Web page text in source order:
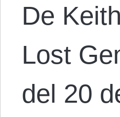
De
Lost
del 20